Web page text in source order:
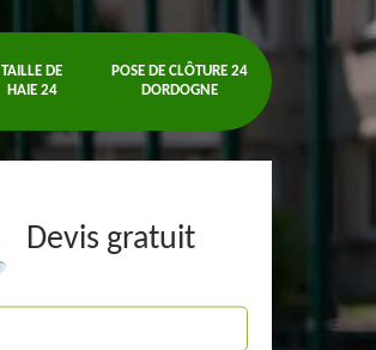
TAILLE DE
HAIE 24
POSE DE CLÔTURE 24
DORDOGNE
Devis gratuit